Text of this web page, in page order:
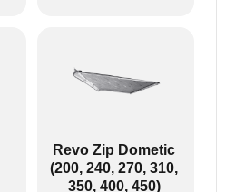
Revo Zip Dometic
(200, 240, 270, 310,
350, 400, 450)